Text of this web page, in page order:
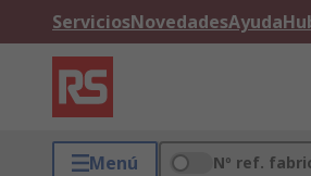
ServiciosNovedadesAyuda
Menú Nº ref.